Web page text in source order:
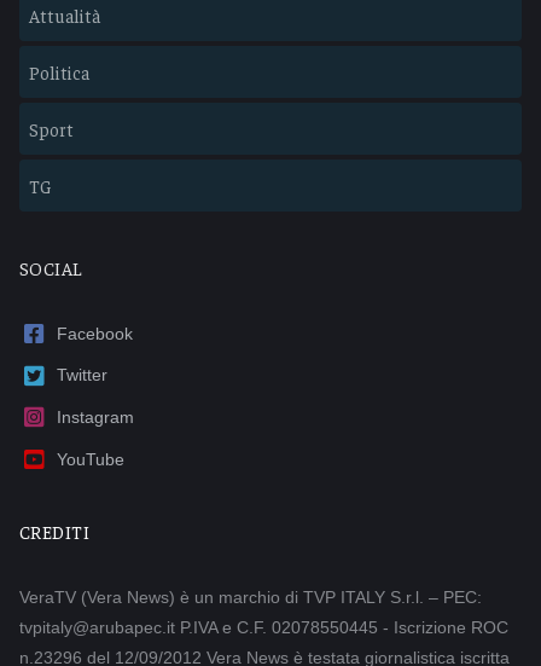
Attualità
Politica
Sport
TG
SOCIAL
Facebook
Twitter
Instagram
YouTube
CREDITI
VeraTV (Vera News) è un marchio di TVP ITALY S.r.l. – PEC:
tvpitaly@arubapec.it P.IVA e C.F. 02078550445 - Iscrizione ROC
n.23296 del 12/09/2012 Vera News è testata giornalistica iscritta